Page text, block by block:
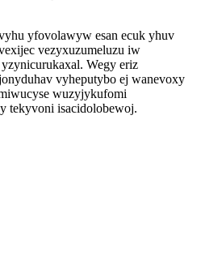
yfovolawyw esan ecuk yhuv
vezyxuzumeluzu iw
Wegy eriz
vyheputybo ej wanevoxy
wuzyjykufomi
tekyvoni isacidolobewoj.